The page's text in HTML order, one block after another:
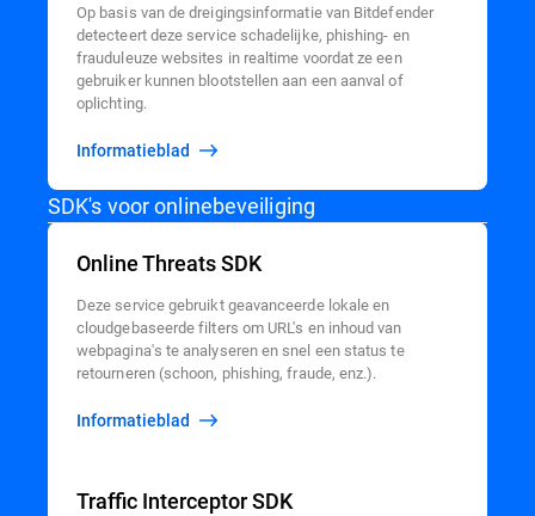
Op basis van de dreigingsinformatie van Bitdefender
detecteert deze service schadelijke, phishing- en
frauduleuze websites in realtime voordat ze een
gebruiker kunnen blootstellen aan een aanval of
oplichting.
Informatieblad
SDK's voor onlinebeveiliging
Online Threats SDK
Deze service gebruikt geavanceerde lokale en
cloudgebaseerde filters om URL's en inhoud van
webpagina's te analyseren en snel een status te
retourneren (schoon, phishing, fraude, enz.).
Informatieblad
Traffic Interceptor SDK